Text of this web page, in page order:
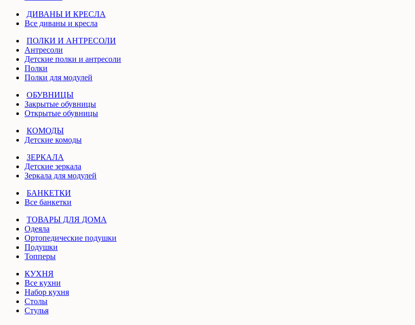
ДИВАНЫ И КРЕСЛА
Все диваны и кресла
ПОЛКИ И АНТРЕСОЛИ
Антресоли
Детские полки и антресоли
Полки
Полки для модулей
ОБУВНИЦЫ
Закрытые обувницы
Открытые обувницы
КОМОДЫ
Детские комоды
ЗЕРКАЛА
Детские зеркала
Зеркала для модулей
БАНКЕТКИ
Все банкетки
ТОВАРЫ ДЛЯ ДОМА
Одеяла
Ортопедические подушки
Подушки
Топперы
КУХНЯ
Все кухни
Набор кухня
Столы
Стулья